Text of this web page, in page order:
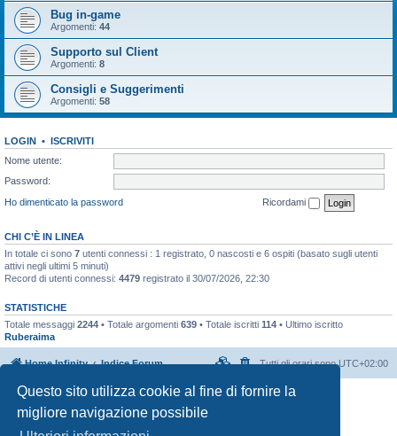
Questo sito utilizza cookie al fine di fornire la
migliore navigazione possibile
Bug in-game
Argomenti: 44
Supporto sul Client
Argomenti: 8
Consigli e Suggerimenti
Argomenti: 58
LOGIN • ISCRIVITI
Nome utente:
Password:
Ho dimenticato la password
Ricordami
CHI C’È IN LINEA
In totale ci sono 7 utenti connessi : 1 registrato, 0 nascosti e 6 ospiti (basato sugli utenti
attivi negli ultimi 5 minuti)
Record di utenti connessi: 4479 registrato il 30/07/2026, 22:30
STATISTICHE
Totale messaggi 2244 • Totale argomenti 639 • Totale iscritti 114 • Ultimo iscritto
Ruberaima
Home Infinity Indice Forum Tutti gli orari sonoUTC+02:00
Creato daphpBB® Forum Software © phpBB Limited
Traduzione Italiana